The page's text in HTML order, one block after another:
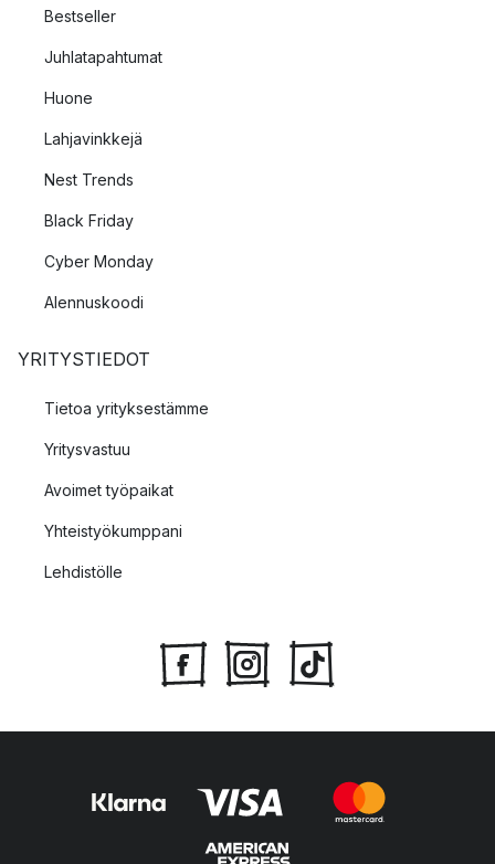
Bestseller
Juhlatapahtumat
Huone
Lahjavinkkejä
Nest Trends
Black Friday
Cyber Monday
Alennuskoodi
YRITYSTIEDOT
Tietoa yrityksestämme
Yritysvastuu
Avoimet työpaikat
Yhteistyökumppani
Lehdistölle